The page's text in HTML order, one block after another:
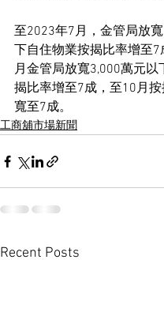
至2023年7月，金管局放
下自住物業按揭比率增至
月金管局放寬3,000萬元以
揭比率增至7成，至10月
寬至7成。
工商舖市場新聞
Recent Posts